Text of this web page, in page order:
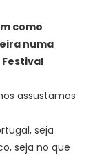
como
numa
assustamos
seja
seja no que